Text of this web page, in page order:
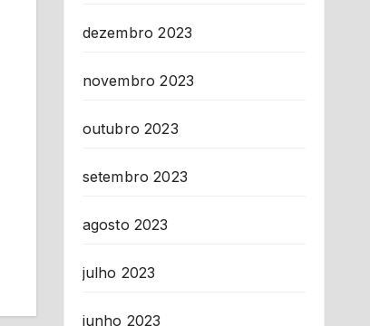
dezembro 2023
novembro 2023
outubro 2023
setembro 2023
agosto 2023
julho 2023
junho 2023